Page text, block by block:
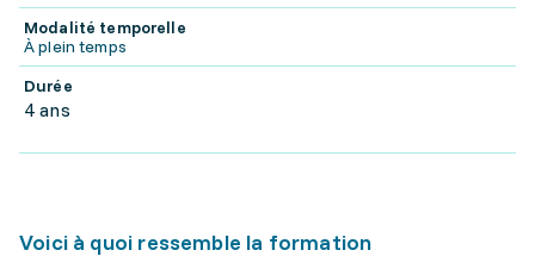
Modalité temporelle
À plein temps
Durée
4 ans
Voici à quoi ressemble la formation